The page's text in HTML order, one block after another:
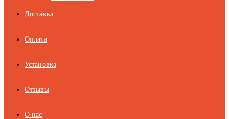
Доставка
Оплата
Установка
Отзывы
О нас